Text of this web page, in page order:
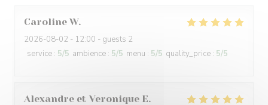
Caroline W
2026-08-02 - 12:00 - guests 2
service : 5/5 ambience : 5/5 menu : 5/5 quality_price : 5/5
Alexandre et Veronique E